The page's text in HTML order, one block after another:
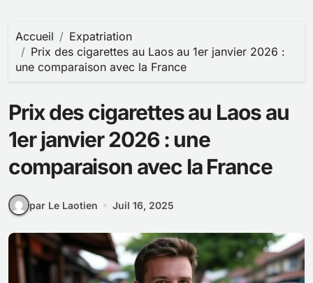
Accueil
Expatriation
Prix des cigarettes au Laos au 1er janvier 2026 :
une comparaison avec la France
Prix des cigarettes au Laos au
1er janvier 2026 : une
comparaison avec la France
par Le Laotien Juil 16, 2025